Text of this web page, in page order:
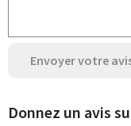
Envoyer votre
Donnez un avis